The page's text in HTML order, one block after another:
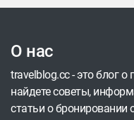
О нас
travelblog.cc - это блог
найдете советы,
статьи о бронировании